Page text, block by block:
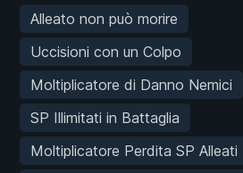
Alleato non può morire
Uccisioni con un Colpo
Moltiplicatore di Danno Nemici
SP Illimitati in Battaglia
Moltiplicatore Perdita SP Alleati